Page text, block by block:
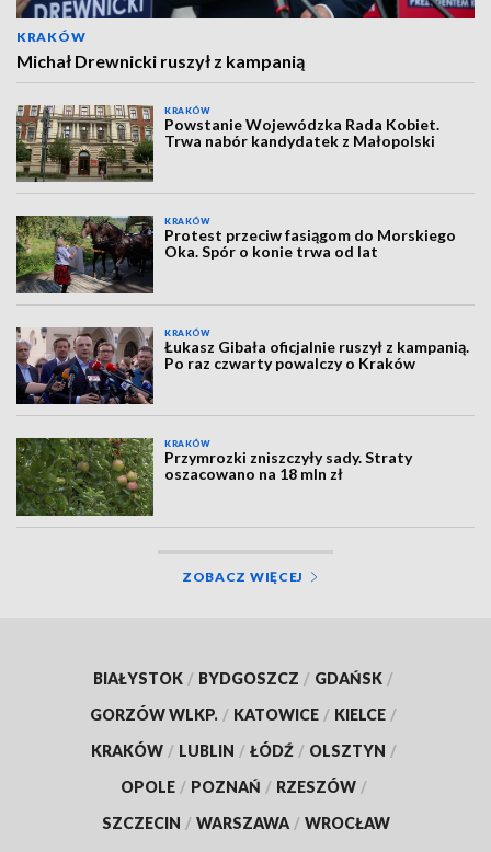
KRAKÓW
Michał Drewnicki ruszył z kampanią
KRAKÓW
Powstanie Wojewódzka Rada Kobiet.
Trwa nabór kandydatek z Małopolski
KRAKÓW
Protest przeciw fasiągom do Morskiego
Oka. Spór o konie trwa od lat
KRAKÓW
Łukasz Gibała oficjalnie ruszył z kampanią.
Po raz czwarty powalczy o Kraków
KRAKÓW
Przymrozki zniszczyły sady. Straty
oszacowano na 18 mln zł
ZOBACZ WIĘCEJ
BIAŁYSTOK / BYDGOSZCZ / GDAŃSK /
GORZÓW WLKP. / KATOWICE / KIELCE /
KRAKÓW / LUBLIN / ŁÓDŹ / OLSZTYN /
OPOLE / POZNAŃ / RZESZÓW /
SZCZECIN / WARSZAWA / WROCŁAW